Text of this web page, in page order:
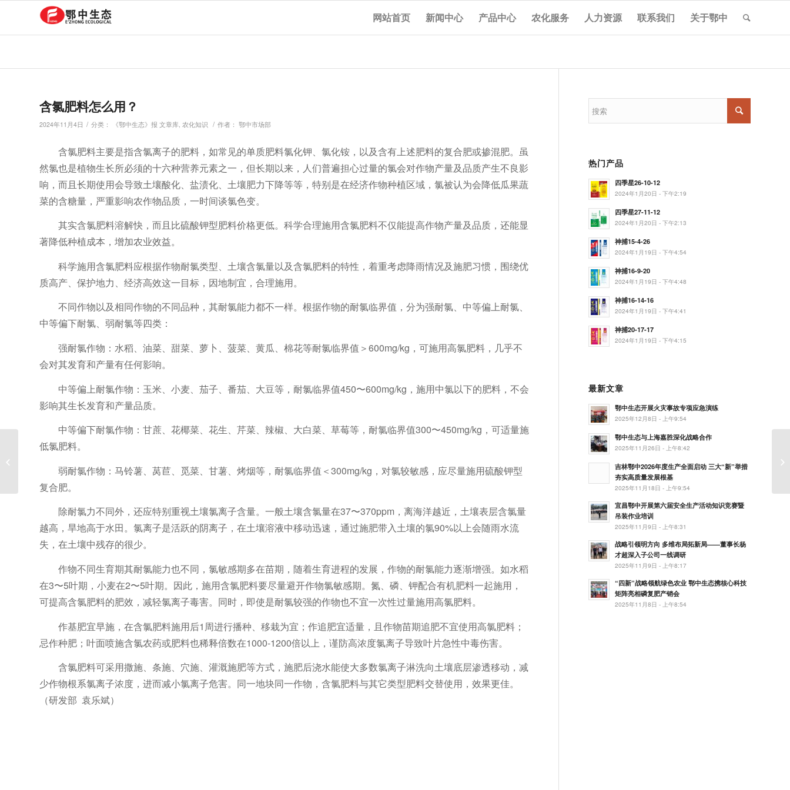
网站首页 新闻中心 产品中心 农化服务 人力资源 联系我们 关于鄂中
含氯肥料怎么用？
2024年11月4日 / 分类： 《鄂中生态》报 文章库, 农化知识 / 作者： 鄂中市场部
含氯肥料主要是指含氯离子的肥料，如常见的单质肥料氯化钾、氯化铵，以及含有上述肥料的复合肥或掺混肥。虽
然氯也是植物生长所必须的十六种营养元素之一，但长期以来，人们普遍担心过量的氯会对作物产量及品质产生不良影
响，而且长期使用会导致土壤酸化、盐渍化、土壤肥力下降等等，特别是在经济作物种植区域，氯被认为会降低瓜果蔬
菜的含糖量，严重影响农作物品质，一时间谈氯色变。
其实含氯肥料溶解快，而且比硫酸钾型肥料价格更低。科学合理施用含氯肥料不仅能提高作物产量及品质，还能显
著降低种植成本，增加农业效益。
科学施用含氯肥料应根据作物耐氯类型、土壤含氯量以及含氯肥料的特性，着重考虑降雨情况及施肥习惯，围绕优
质高产、保护地力、经济高效这一目标，因地制宜，合理施用。
不同作物以及相同作物的不同品种，其耐氯能力都不一样。根据作物的耐氯临界值，分为强耐氯、中等偏上耐氯、
中等偏下耐氯、弱耐氯等四类：
强耐氯作物：水稻、油菜、甜菜、萝卜、菠菜、黄瓜、棉花等耐氯临界值＞600mg/kg，可施用高氯肥料，几乎不
会对其发育和产量有任何影响。
中等偏上耐氯作物：玉米、小麦、茄子、番茄、大豆等，耐氯临界值450〜600mg/kg，施用中氯以下的肥料，不会
影响其生长发育和产量品质。
中等偏下耐氯作物：甘蔗、花椰菜、花生、芹菜、辣椒、大白菜、草莓等，耐氯临界值300〜450mg/kg，可适量施
低氯肥料。
弱耐氯作物：马铃薯、莴苣、觅菜、甘薯、烤烟等，耐氯临界值＜300mg/kg，对氯较敏感，应尽量施用硫酸钾型
复合肥。
除耐氯力不同外，还应特别重视土壤氯离子含量。一般土壤含氯量在37〜370ppm，离海洋越近，土壤表层含氯量
越高，旱地高于水田。氯离子是活跃的阴离子，在土壤溶液中移动迅速，通过施肥带入土壤的氯90%以上会随雨水流
失，在土壤中残存的很少。
作物不同生育期其耐氯能力也不同，氯敏感期多在苗期，随着生育进程的发展，作物的耐氯能力逐渐增强。如水稻
在3〜5叶期，小麦在2〜5叶期。因此，施用含氯肥料要尽量避开作物氯敏感期。氮、磷、钾配合有机肥料一起施用，
可提高含氯肥料的肥效，减轻氯离子毒害。同时，即使是耐氯较强的作物也不宜一次性过量施用高氯肥料。
作基肥宜早施，在含氯肥料施用后1周进行播种、移栽为宜；作追肥宜适量，且作物苗期追肥不宜使用高氯肥料；
忌作种肥；叶面喷施含氯农药或肥料也稀释倍数在1000-1200倍以上，谨防高浓度氯离子导致叶片急性中毒伤害。
含氯肥料可采用撒施、条施、穴施、灌溉施肥等方式，施肥后浇水能使大多数氯离子淋洗向土壤底层渗透移动，减
少作物根系氯离子浓度，进而减小氯离子危害。同一地块同一作物，含氯肥料与其它类型肥料交替使用，效果更佳。
（研发部 袁乐斌）
热门产品
四季星26-10-12
2024年1月20日 - 下午2:19
四季星27-11-12
2024年1月20日 - 下午2:13
神捕15-4-26
2024年1月19日 - 下午4:54
神捕16-9-20
2024年1月19日 - 下午4:48
神捕16-14-16
2024年1月19日 - 下午4:41
神捕20-17-17
2024年1月19日 - 下午4:15
最新文章
鄂中生态开展火灾事故专项应急演练
2025年12月8日 - 上午9:54
鄂中生态与上海嘉胜深化战略合作
2025年11月26日 - 上午8:42
吉林鄂中2026年度生产全面启动 三大“新”举措
夯实高质量发展根基
2025年11月18日 - 上午9:54
宜昌鄂中开展第六届安全生产活动知识竞赛暨
吊装作业培训
2025年11月9日 - 上午8:31
战略引领明方向 多维布局拓新局——董事长杨
才超深入子公司一线调研
2025年11月9日 - 上午8:17
“四新”战略领航绿色农业 鄂中生态携核心科技
矩阵亮相磷复肥产销会
2025年11月8日 - 上午8:54
观摩会只观摩不订货行